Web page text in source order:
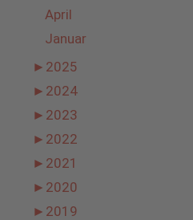
April
Januar
► 2025
► 2024
► 2023
► 2022
► 2021
► 2020
► 2019